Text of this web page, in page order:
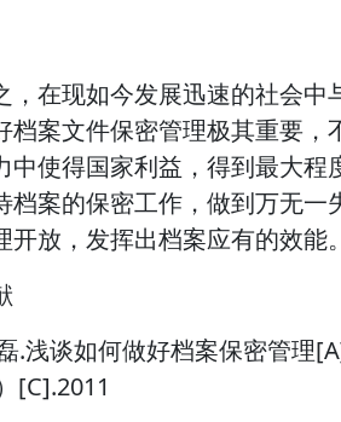
，在现如今发展迅速的社会
档案文件保密管理极其重要
中使得国家利益，得到最大
档案的保密工作，做到万无
开放，发挥出档案应有的效能。
.浅谈如何做好档案保密管理
[C].2011